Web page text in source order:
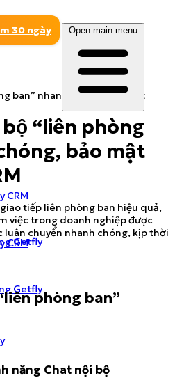
30 ngày Open main menu
CRM
Getfly
CRM
Getfly
ban” nhanh chóng, bảo mật
“liên phòng
bảo mật
tiếp liên phòng ban hiệu quả,
việc trong doanh nghiệp được
chuyển nhanh chóng, kịp thời
phòng ban”
năng Chat nội bộ